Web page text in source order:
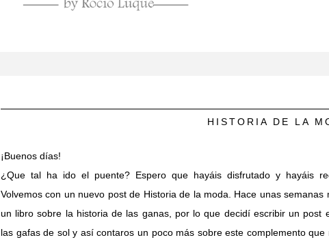
HISTORIA DE LA
¡Buenos días!
¿Que tal ha ido el puente? Espero que hayáis disfrutado y hayáis
Volvemos con un nuevo post de Historia de la moda. Hace unas semanas
un libro sobre la historia de las ganas, por lo que decidí escribir un post
las gafas de sol y así contaros un poco más sobre este complemento que